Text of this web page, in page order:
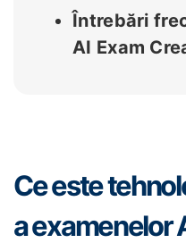
Întrebări
AI Exam
Ce este
a examenelor